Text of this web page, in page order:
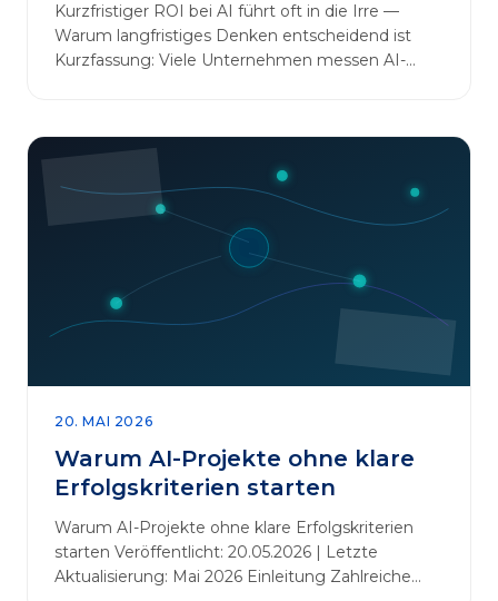
Kurzfristiger ROI bei AI führt oft in die Irre —
Warum langfristiges Denken entscheidend ist
Kurzfassung: Viele Unternehmen messen AI-
20. MAI 2026
Warum AI-Projekte ohne klare
Erfolgskriterien starten
Warum AI-Projekte ohne klare Erfolgskriterien
starten Veröffentlicht: 20.05.2026 | Letzte
Aktualisierung: Mai 2026 Einleitung Zahlreiche